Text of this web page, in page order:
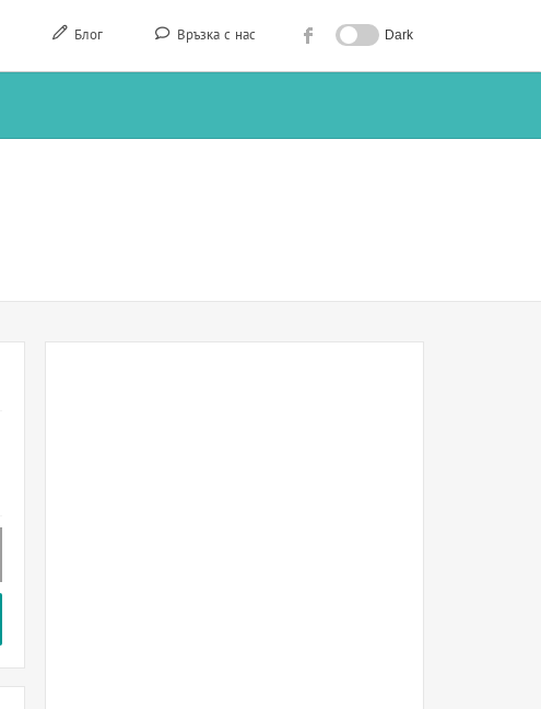
Блог Връзка с нас Dark